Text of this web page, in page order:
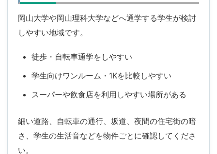
岡山大学や岡山理科大学などへ通学する学生が検討
しやすい地域です。
徒歩・自転車通学をしやすい
学生向けワンルーム・1Kを比較しやすい
スーパーや飲食店を利用しやすい場所がある
細い道路、自転車の通行、坂道、夜間の住宅街の暗
さ、学生の生活音などを物件ごとに確認してくださ
い。